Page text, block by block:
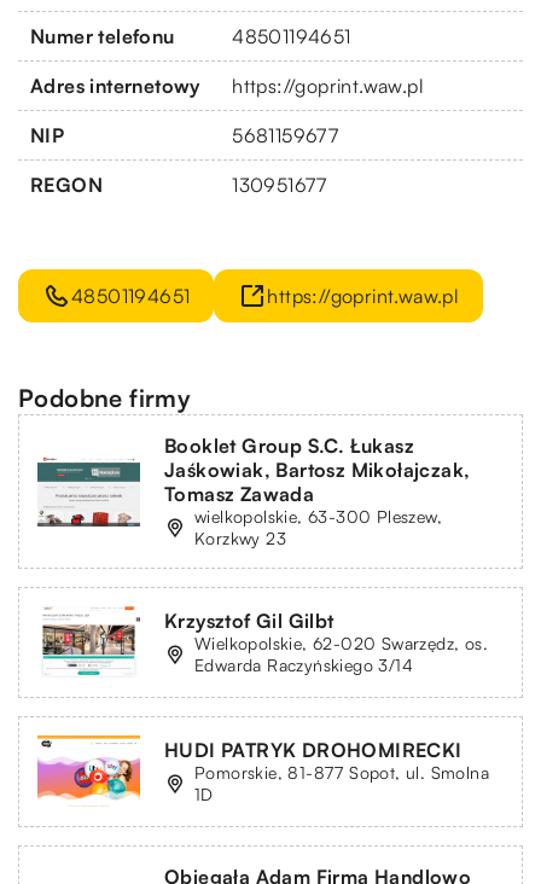
Numer telefonu 48501194651
Adres internetowy https://goprint.waw.pl
NIP 5681159677
REGON 130951677
48501194651 https://goprint.waw.pl
Podobne firmy
Booklet Group S.C. Łukasz
Jaśkowiak, Bartosz Mikołajczak,
Tomasz Zawada
wielkopolskie, 63-300 Pleszew,
Korzkwy 23
Krzysztof Gil Gilbt
Wielkopolskie, 62-020 Swarzędz, os.
Edwarda Raczyńskiego 3/14
HUDI PATRYK DROHOMIRECKI
Pomorskie, 81-877 Sopot, ul. Smolna
1D
Obiegała Adam Firma Handlowo